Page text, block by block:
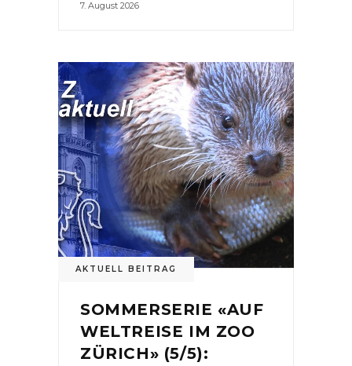
7. August 2026
AKTUELL BEITRAG
SOMMERSERIE «AUF
WELTREISE IM ZOO
ZÜRICH» (5/5):